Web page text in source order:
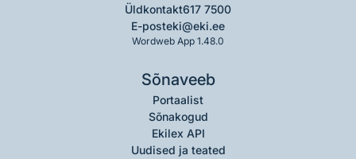
Üldkontakt617 7500
E-posteki@eki.ee
Wordweb App 1.48.0
Sõnaveeb
Portaalist
Sõnakogud
Ekilex API
Uudised ja teated